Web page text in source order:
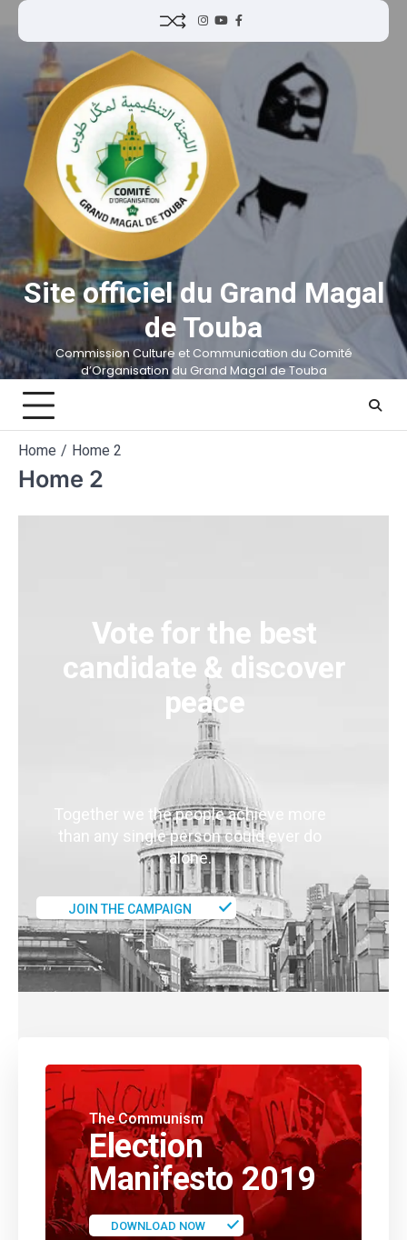
Site officiel du Grand Magal
de Touba
Commission Culture et Communication du Comité
d’Organisation du Grand Magal de Touba
Home Home 2
Home 2
Vote for the best
candidate & discover
peace
Together we the people achieve more
than any single person could ever do
alone.
JOIN THE CAMPAIGN
The Communism
Election
Manifesto 2019
DOWNLOAD NOW